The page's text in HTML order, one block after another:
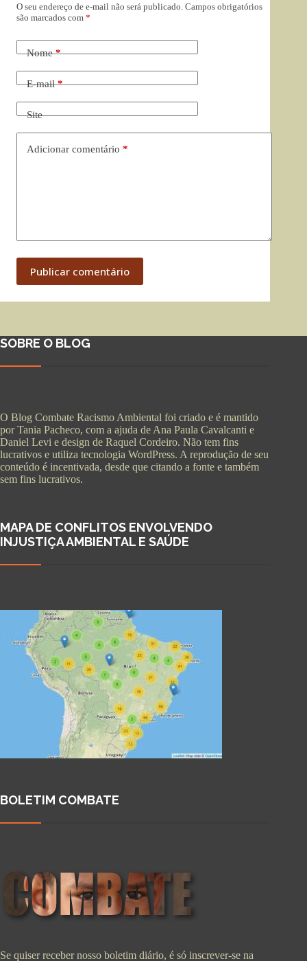
O seu endereço de e-mail não será publicado. Campos obrigatórios
são marcados com *
Nome*
E-mail*
Site
Adicionar comentário *
Publicar comentário
SOBRE O BLOG
O Blog Combate Racismo Ambiental foi criado e é mantido
por Tania Pacheco, com a ajuda de Ana Paula Cavalcanti e
Daniel Levi e design de Raquel Cordeiro. Não tem fins
lucrativos e utiliza tecnologia WordPress. A reprodução de seu
conteúdo é incentivada, desde que citando a fonte e também
sem fins lucrativos.
MAPA DE CONFLITOS ENVOLVENDO
INJUSTIÇA AMBIENTAL E SAÚDE
BOLETIM COMBATE
Se quiser receber nosso boletim diário, é só inscrever-se na